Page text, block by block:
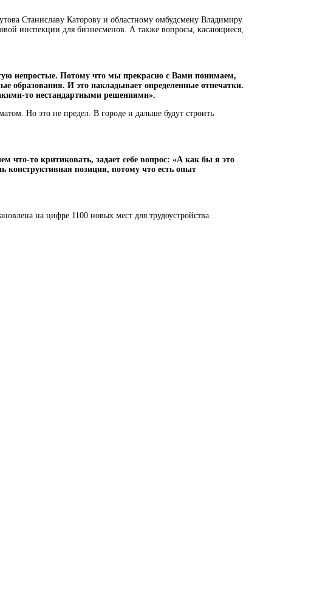
Станиславу Каторову и областному омбудсмену Владимиру
инспекции для бизнесменов. А также вопросы, касающиеся,
непростые. Потому что мы прекрасно с Вами понимаем,
образования. И это накладывает определенные отпечатки.
то нестандартными решениями».
Но это не предел. В городе и дальше будут строить
что-то критиковать, задает себе вопрос: «А как бы я это
позиция, потому что есть опыт
на цифре 1100 новых мест для трудоустройства.